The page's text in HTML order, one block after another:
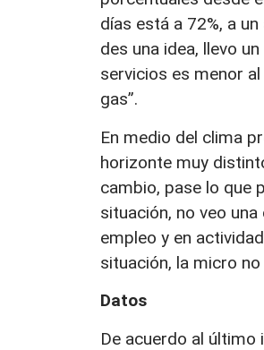
días está a 72%, a
des una idea, llevo
servicios es menor
gas”.
En medio del clima
horizonte muy
cambio, pase lo que
situación, no veo
empleo y en
situación, la micro
Datos
De acuerdo al